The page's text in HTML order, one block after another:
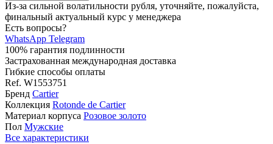
Из-за сильной волатильности рубля, уточняйте, пожалуйста,
финальный актуальный курс у менеджера
Есть вопросы?
WhatsApp Telegram
100% гарантия подлинности
Застрахованная международная доставка
Гибкие способы оплаты
Ref. W1553751
Бренд Cartier
Коллекция Rotonde de Cartier
Материал корпуса Розовое золото
Пол Мужские
Все характеристики